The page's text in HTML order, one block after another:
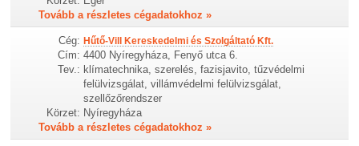
Tovább a részletes cégadatokhoz »
Cég: Hűtő-Vill Kereskedelmi és Szolgáltató Kft.
Cím: 4400 Nyíregyháza, Fenyő utca 6.
Tev.: klímatechnika, szerelés, fazisjavito, tűzvédelmi
felülvizsgálat, villámvédelmi felülvizsgálat,
szellőzőrendszer
Körzet: Nyíregyháza
Tovább a részletes cégadatokhoz »